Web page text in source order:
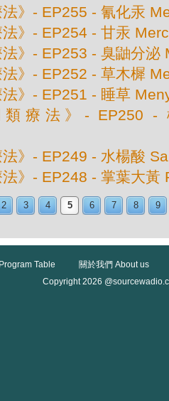
法》- EP255 - 氰化汞
法》- EP254 - 甘汞
法》- EP253 - 臭鼬分
法》- EP252 - 草木樨
法》- EP251 - 睡草
療法》- EP250 -
法》- EP249 - 水楊酸
法》- EP248 - 掌葉大
2 3 4 5 6 7 8 9
Table
關於我們 About us
Copyright 2026